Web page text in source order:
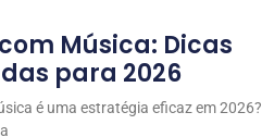
Música: Dicas
para 2026
é uma estratégia eficaz em 2026?